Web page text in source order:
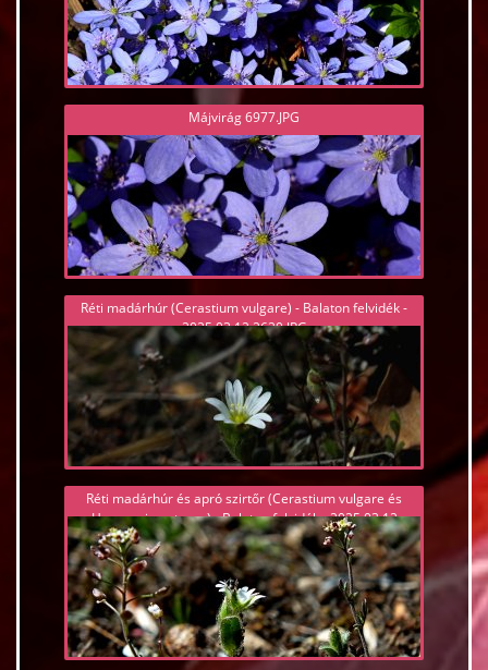
Májvirág 6977.JPG
Réti madárhúr (Cerastium vulgare) - Balaton felvidék -
2025.03.12 2620.JPG
Réti madárhúr és apró szirtőr (Cerastium vulgare és
Hornungia petraea) - Balaton felvidék - 2025.03.12
2638.JPG